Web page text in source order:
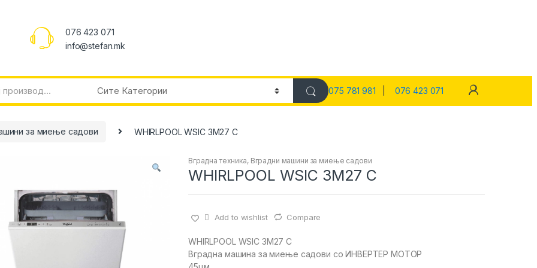
076 423 071
info@stefan.mk
075 781 981 076 423 071
за миење садови WHIRLPOOL WSIC 3M27 C
Вградна техника, Вградни машини за миење садови
WHIRLPOOL WSIC 3M27 C
Add to wishlist Compare
WHIRLPOOL WSIC 3M27 C
Вградна машина за миење садови со ИНВЕРТЕР МОТОР